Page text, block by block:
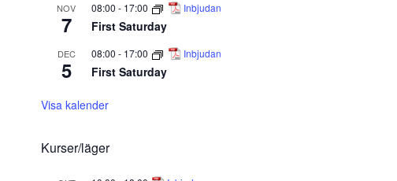
NOV
7
08:00 - 17:00 Inbjudan
First Saturday
DEC
5
08:00 - 17:00 Inbjudan
First Saturday
Visa kalender
Kurser/läger